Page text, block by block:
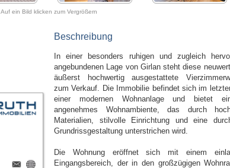
Auf ein Bild klicken zum Vergrößern
Beschreibung
In einer besonders ruhigen und zugleich
angebundenen Lage von Girlan steht diese
äußerst hochwertig ausgestattete
zum Verkauf. Die Immobilie befindet sich im
einer modernen Wohnanlage und bietet
angenehmes Wohnambiente, das durch
Materialien, stilvolle Einrichtung und eine
Grundrissgestaltung unterstrichen wird.
Die Wohnung eröffnet sich mit einem
Eingangsbereich, der in den großzügigen